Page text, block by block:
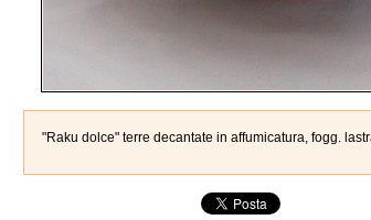
"Raku dolce" terre decantate in affumicatura, fogg.